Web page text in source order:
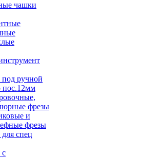
чашки
ручной
пос.12мм
фрезы
и
фрезы
спец